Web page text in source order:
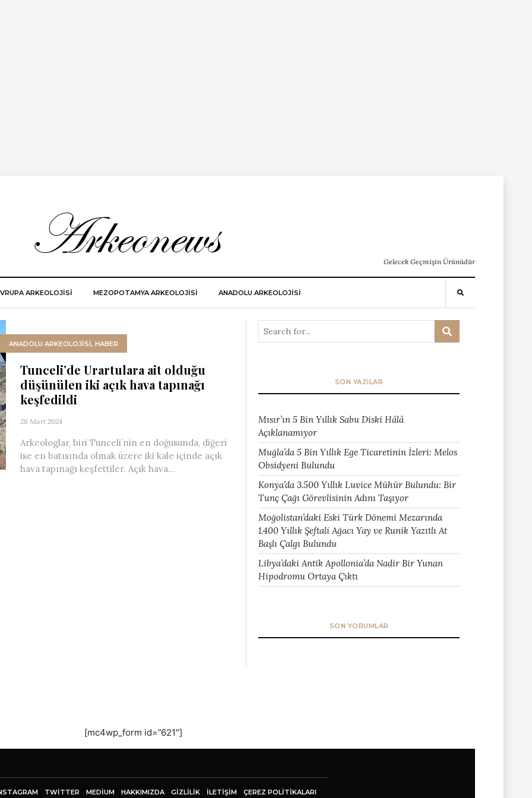
Gelecek Geçmişin Ürünüdür
ARKEOLOJISI MEZOPOTAMYA ARKEOLOJISI ANADOLU ARKEOLOJİSİ
ANADOLU ARKEOLOJİSİ, HABER
Tunceli’de Urartulara ait olduğu
düşünülen iki açık hava tapınağı
keşfedildi
28 Mart 2024
Arkeologlar, biri Tunceli’nin en doğusunda, diğeri
ise en batısında olmak üzere iki kale içinde açık
hava tapınağı keşfettiler. Açık hava...
SON YAZILAR
Mısır’ın 5 Bin Yıllık Sabu Diski Hâlâ
Açıklanamıyor
Muğla’da 5 Bin Yıllık Ege Ticaretinin İzleri: Melos
Obsidyeni Bulundu
Konya’da 3.500 Yıllık Luvice Mühür Bulundu: Bir
Tunç Çağı Görevlisinin Adını Taşıyor
Moğolistan’daki Eski Türk Dönemi Mezarında
1.400 Yıllık Şeftali Ağacı Yay ve Runik Yazıtlı At
Başlı Çalgı Bulundu
Libya’daki Antik Apollonia’da Nadir Bir Yunan
Hipodromu Ortaya Çıktı
SON YORUMLAR
[mc4wp_form id=”621″]
TWITTER MEDIUM HAKKIMIZDA GİZLİLİK İLETIŞIM ÇEREZ POLITIKALARI